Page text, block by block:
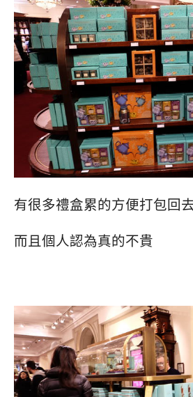
有很多禮盒累的方便打包回
而且個人認為真的不貴